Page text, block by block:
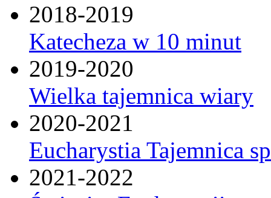
2018-2019
Katecheza w 10 minut
2019-2020
Wielka tajemnica wiary
2020-2021
Eucharystia Tajemnica
2021-2022